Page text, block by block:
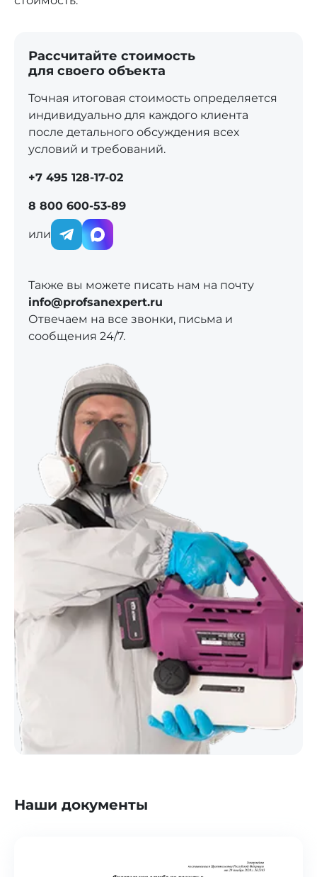
Рассчитайте стоимость
для своего объекта
Точная итоговая стоимость определяется
индивидуально для каждого клиента
после детального обсуждения всех
условий и требований.
+7 495 128-17-02
8 800 600-53-89
или
Также вы можете писать нам на почту
info@profsanexpert.ru
Отвечаем на все звонки, письма и
сообщения 24/7.
Наши документы